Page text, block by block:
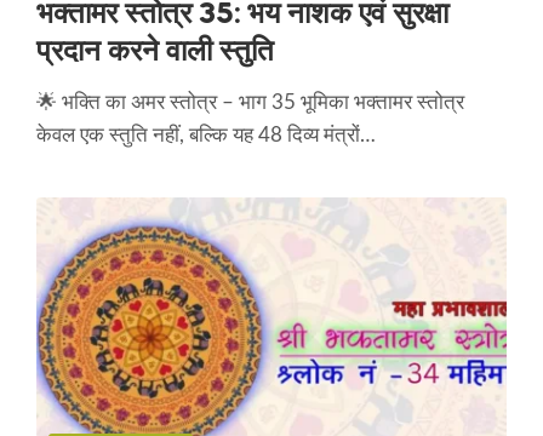
भक्तामर स्तोत्र 35: भय नाशक एवं सुरक्षा
प्रदान करने वाली स्तुति
🌟 भक्ति का अमर स्तोत्र – भाग 35 भूमिका भक्तामर स्तोत्र
केवल एक स्तुति नहीं, बल्कि यह 48 दिव्य मंत्रों…